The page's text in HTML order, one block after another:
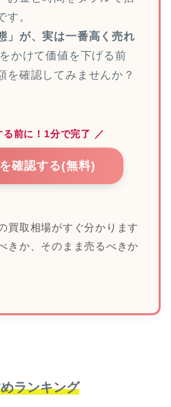
す。
」が、実は一番高く売れ
かけて価値を下げる前
を確認してみませんか？
前に！1分で完了 ／
確認する(無料)
買取相場がすぐ分かります
きか、そのまま売るべきか
ランキング